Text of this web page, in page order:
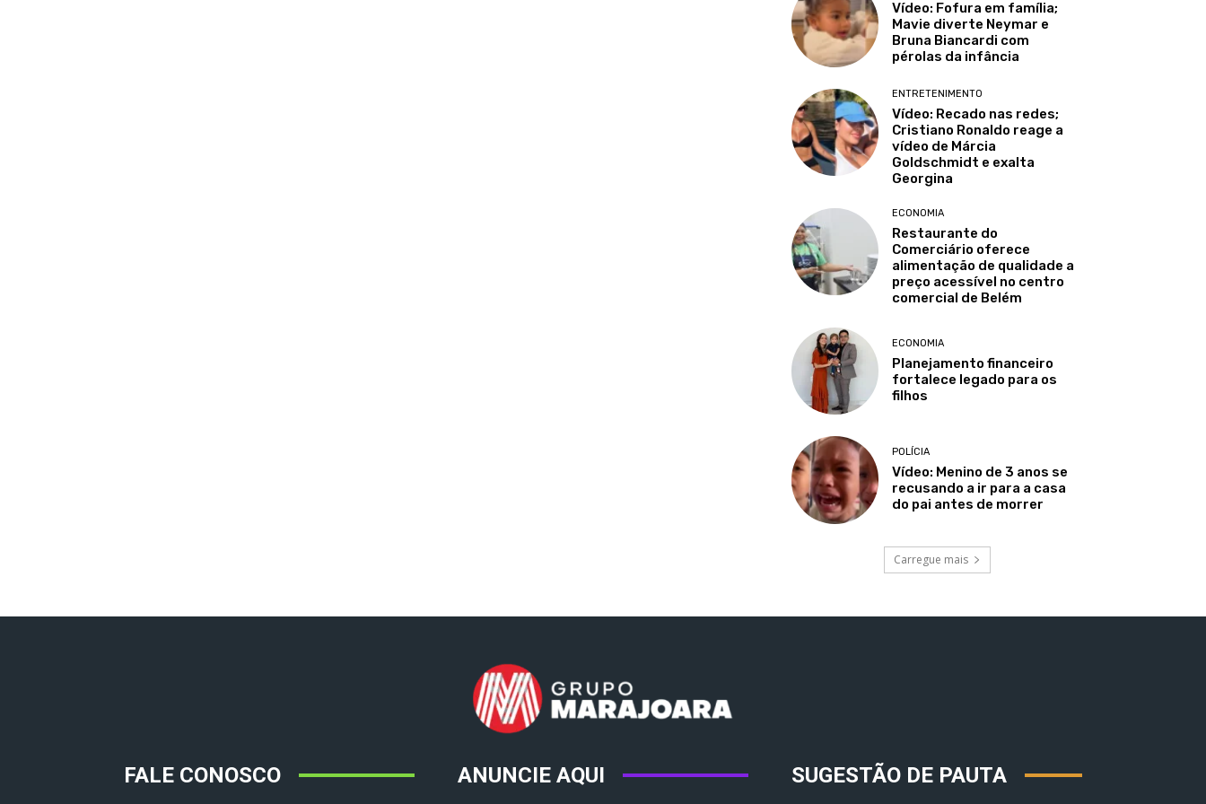
Vídeo: Fofura em família;
Mavie diverte Neymar e
Bruna Biancardi com
pérolas da infância
ENTRETENIMENTO
Vídeo: Recado nas redes;
Cristiano Ronaldo reage a
vídeo de Márcia
Goldschmidt e exalta
Georgina
ECONOMIA
Restaurante do
Comerciário oferece
alimentação de qualidade a
preço acessível no centro
comercial de Belém
ECONOMIA
Planejamento financeiro
fortalece legado para os
filhos
POLÍCIA
Vídeo: Menino de 3 anos se
recusando a ir para a casa
do pai antes de morrer
Carregue mais
FALE CONOSCO ANUNCIE AQUI SUGESTÃO DE PAUTA